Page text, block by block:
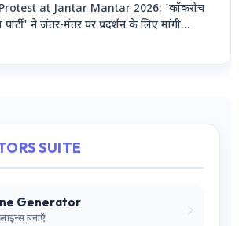
Protest at Jantar Mantar 2026: 'कॉकरोच
ने जंतर-मंतर पर प्रदर्शन के लिए मांगी
SUITE
Generator
बनाएँ